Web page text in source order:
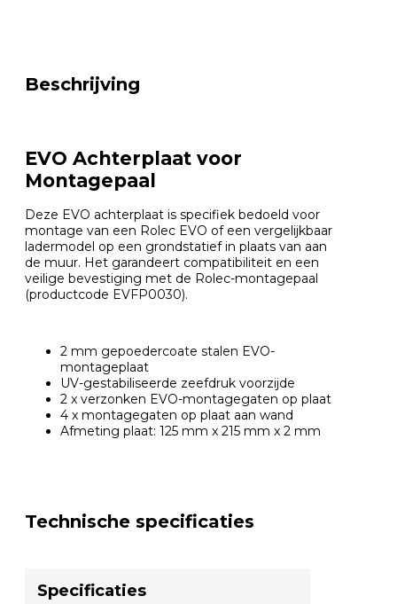
Beschrijving
EVO Achterplaat voor
Montagepaal
Deze EVO achterplaat is specifiek bedoeld voor
montage van een Rolec EVO of een vergelijkbaar
ladermodel op een grondstatief in plaats van aan
de muur. Het garandeert compatibiliteit en een
veilige bevestiging met de Rolec-montagepaal
(productcode EVFP0030).
2 mm gepoedercoate stalen EVO-
montageplaat
UV-gestabiliseerde zeefdruk voorzijde
2 x verzonken EVO-montagegaten op plaat
4 x montagegaten op plaat aan wand
Afmeting plaat: 125 mm x 215 mm x 2 mm
Technische specificaties
Specificaties